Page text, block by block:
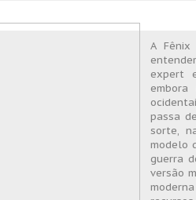
A
expert
passa
sorte,
modelo
guerra
versão